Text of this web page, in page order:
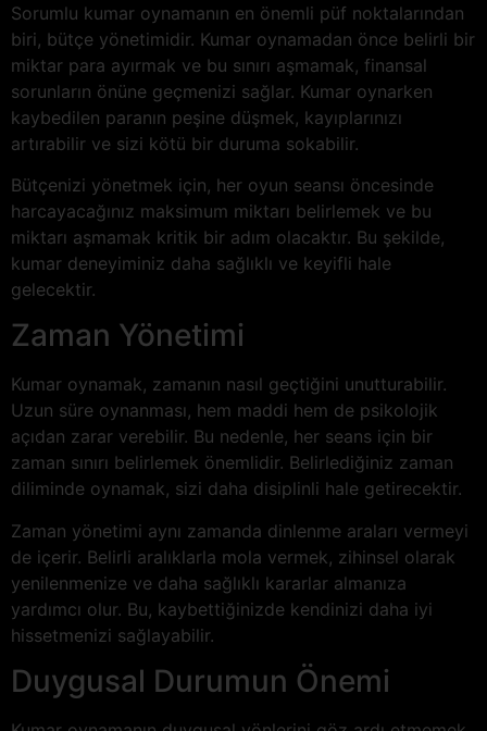
Sorumlu kumar oynamanın en önemli püf noktalarından
biri, bütçe yönetimidir. Kumar oynamadan önce belirli bir
miktar para ayırmak ve bu sınırı aşmamak, finansal
sorunların önüne geçmenizi sağlar. Kumar oynarken
kaybedilen paranın peşine düşmek, kayıplarınızı
artırabilir ve sizi kötü bir duruma sokabilir.
Bütçenizi yönetmek için, her oyun seansı öncesinde
harcayacağınız maksimum miktarı belirlemek ve bu
miktarı aşmamak kritik bir adım olacaktır. Bu şekilde,
kumar deneyiminiz daha sağlıklı ve keyifli hale
gelecektir.
Zaman Yönetimi
Kumar oynamak, zamanın nasıl geçtiğini unutturabilir.
Uzun süre oynanması, hem maddi hem de psikolojik
açıdan zarar verebilir. Bu nedenle, her seans için bir
zaman sınırı belirlemek önemlidir. Belirlediğiniz zaman
diliminde oynamak, sizi daha disiplinli hale getirecektir.
Zaman yönetimi aynı zamanda dinlenme araları vermeyi
de içerir. Belirli aralıklarla mola vermek, zihinsel olarak
yenilenmenize ve daha sağlıklı kararlar almanıza
yardımcı olur. Bu, kaybettiğinizde kendinizi daha iyi
hissetmenizi sağlayabilir.
Duygusal Durumun Önemi